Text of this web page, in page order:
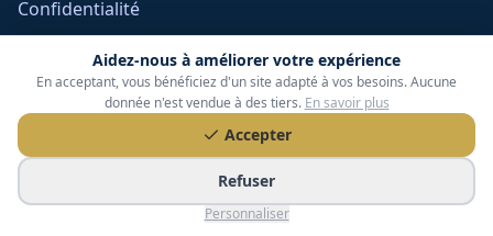
Aidez-nous à améliorer votre expérience
En acceptant, vous bénéficiez d'un site adapté à vos besoins. Aucune
donnée n'est vendue à des tiers. En savoir plus
Accepter
Refuser
Personnaliser
Confidentialité
Cookies
CGU
Réclamations
CGV Frais Courtage